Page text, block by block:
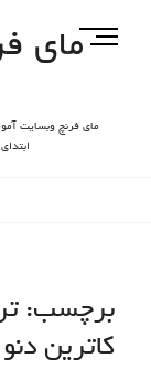
مای
مای فرنچ وبسایت
M
برچسب:
کاترین دنو